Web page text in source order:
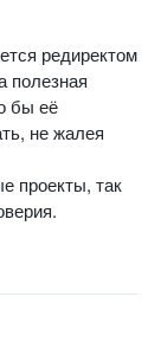
редиректом
полезная
бы её
не жалея
проекты, так